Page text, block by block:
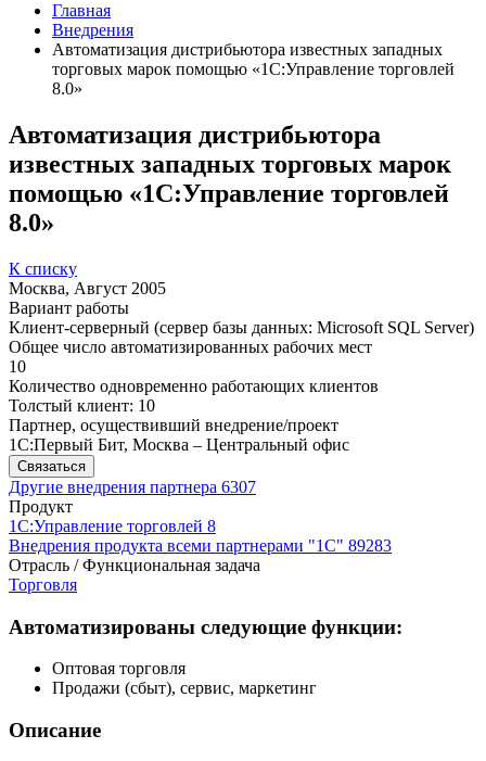
Главная
Внедрения
Автоматизация дистрибьютора известных западных
торговых марок помощью «1С:Управление торговлей
8.0»
Автоматизация дистрибьютора
известных западных торговых марок
помощью «1С:Управление торговлей
8.0»
К списку
Москва, Август 2005
Вариант работы
Клиент-серверный (сервер базы данных: Microsoft SQL Server)
Общее число автоматизированных рабочих мест
10
Количество одновременно работающих клиентов
Толстый клиент: 10
Партнер, осуществивший внедрение/проект
1С:Первый Бит, Москва – Центральный офис
Связаться
Другие внедрения партнера 6307
Продукт
1С:Управление торговлей 8
Внедрения продукта всеми партнерами "1С" 89283
Отрасль / Функциональная задача
Торговля
Автоматизированы следующие функции:
Оптовая торговля
Продажи (сбыт), сервис, маркетинг
Описание